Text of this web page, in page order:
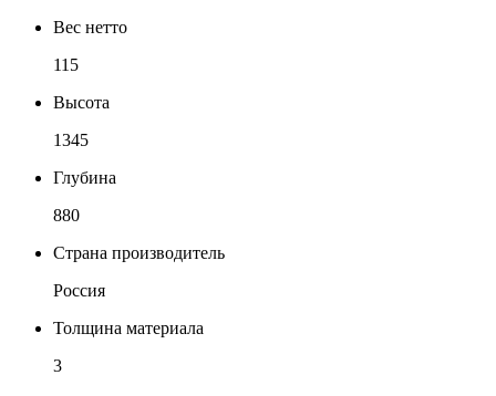
Вес нетто
115
Высота
1345
Глубина
880
Страна производитель
Россия
Толщина материала
3